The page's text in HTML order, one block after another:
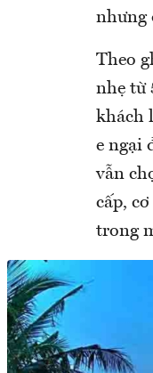
nhưng
Theo
nhẹ từ
khách
e ngại
vẫn
cấp,
trong